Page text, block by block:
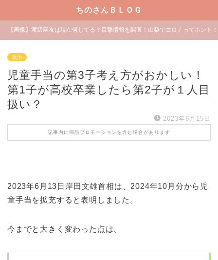
ちのさんＢＬＯＧ
【画像】渡辺麻友は現在何してる？目撃情報を調査！山梨でコロナってホント
政治
児童手当の第3子考え方がおかしい！
第1子が高校卒業したら第2子が１人目
扱い？
2023年6月15日
記事内に商品プロモーションを含む場合があります
2023年6月13日岸田文雄首相は、2024年10月分から児
童手当を拡充すると表明しました。
今までと大きく変わった点は、